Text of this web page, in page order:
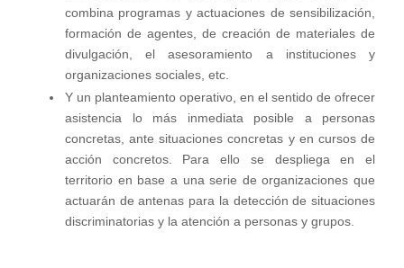
combina programas y actuaciones de sensibilización,
formación de agentes, de creación de materiales de
divulgación, el asesoramiento a instituciones y
organizaciones sociales, etc.
Y un planteamiento operativo, en el sentido de ofrecer
asistencia lo más inmediata posible a personas
concretas, ante situaciones concretas y en cursos de
acción concretos. Para ello se despliega en el
territorio en base a una serie de organizaciones que
actuarán de antenas para la detección de situaciones
discriminatorias y la atención a personas y grupos.